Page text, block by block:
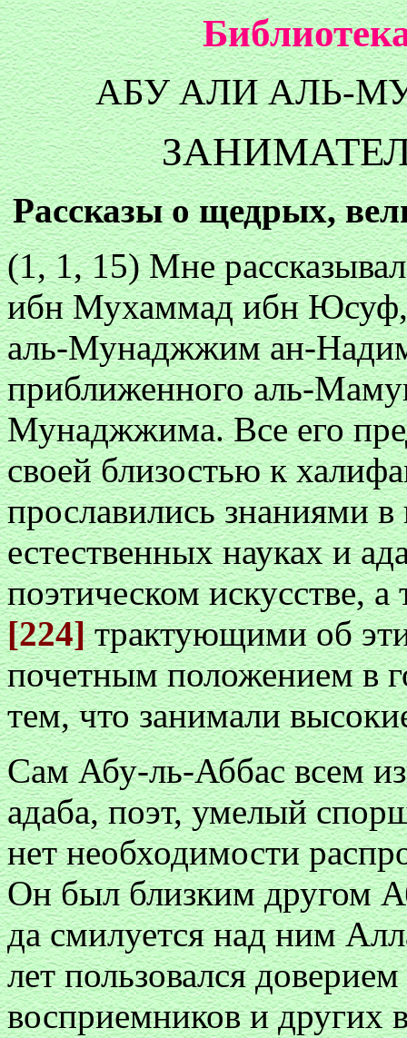
АБУ АЛИ АЛЬ-
Рассказы о щедрых,
(1, 1, 15) Мне
ибн Мухаммад ибн
аль-Мунаджжим ан-
приближенного аль-
Мунаджжима. Все его
своей близостью к
прославились знаниями в
естественных науках и
поэтическом искусстве,
[224]трактующими об
почетным положением в
тем, что занимали
Сам Абу-ль-Аббас всем
адаба, поэт, умелый
нет необходимости
Он был близким другом
да смилуется над ним
лет пользовался доверием
восприемников и других